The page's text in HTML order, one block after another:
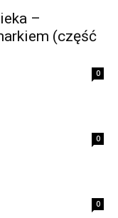
–
(część
0
0
0